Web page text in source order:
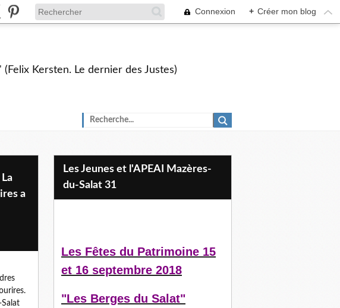
Connexion + Créer mon blog
Kersten. Le dernier des Justes)
a
Salat
Les Jeunes et l'APEAI Mazères-
du-Salat 31
Les Fêtes du Patrimoine 15
et 16 septembre 2018
"Les Berges du Salat"